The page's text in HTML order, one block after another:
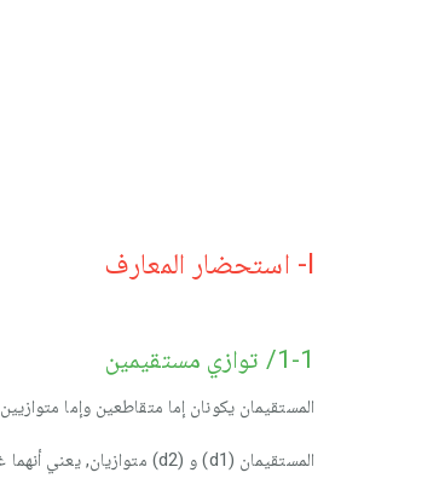
I- استحضار المعارف
1-1/ توازي مستقيمين
المستقيمان يكونان إما متقاطعين وإما متوازيين
المستقيمان (d1) و (d2) متوازيان, يعني أنهما غير متقاطعين